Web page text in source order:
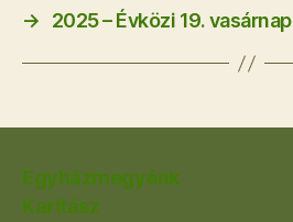
→
2025 – Évközi 19. vasárnap
Egyházmegyénk
Karitász